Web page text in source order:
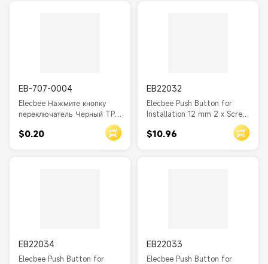
EB-707-0004
Elecbee Нажмите кнопку
переключатель Черный TP
(DPDT) Черный 50VAC 0.3A
$0.20
EB22032
Elecbee Push Button for
Installation 12 mm 2 x Screw
$10.96
EB22034
Elecbee Push Button for
EB22033
Elecbee Push Button for